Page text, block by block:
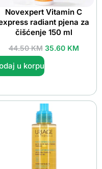
Novexpert Vitamin C
radiant pjena za
čišćenje 150 ml
44.50KM 35.60 KM
u korpu